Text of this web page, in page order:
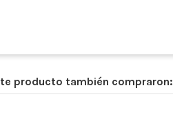
producto también compraron: